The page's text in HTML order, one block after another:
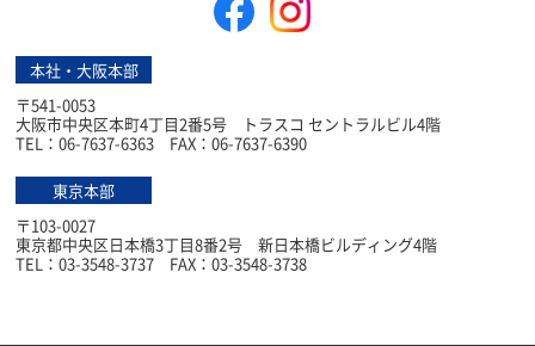
本社・大阪本部
〒541-0053
大阪市中央区本町4丁目2番5号 トラスコ セントラルビル4階
TEL：06-7637-6363 FAX：06-7637-6390
東京本部
〒103-0027
東京都中央区日本橋3丁目8番2号 新日本橋ビルディング4階
TEL：03-3548-3737 FAX：03-3548-3738